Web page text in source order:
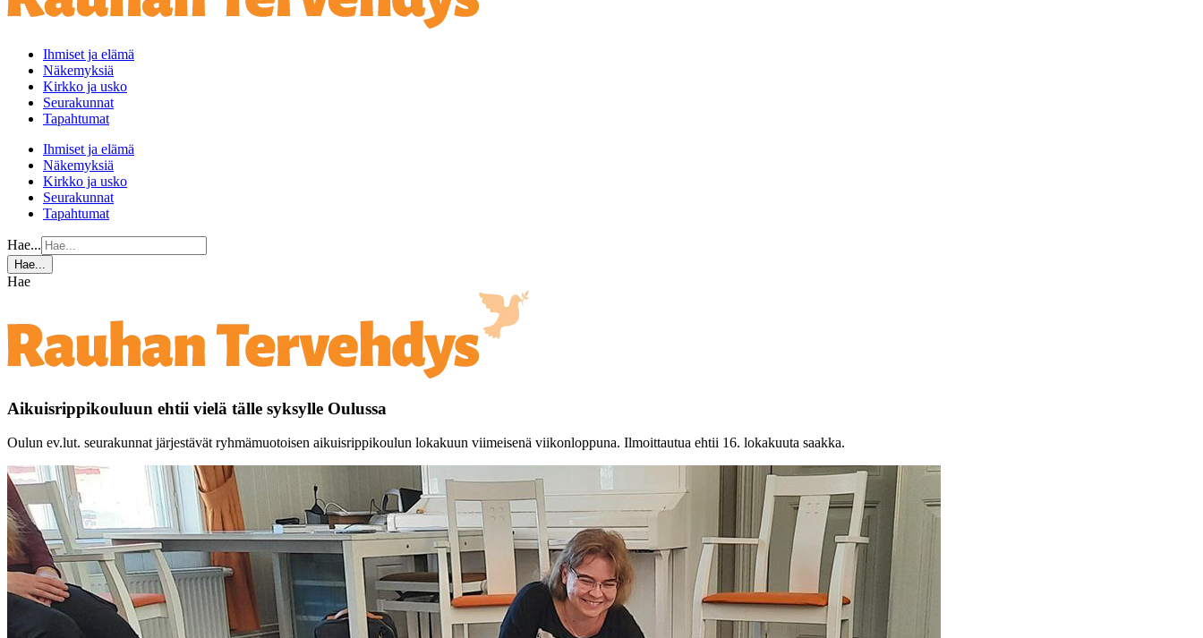
Ihmiset ja elämä
Näkemyksiä
Kirkko ja usko
Seurakunnat
Tapahtumat
Ihmiset ja elämä
Näkemyksiä
Kirkko ja usko
Seurakunnat
Tapahtumat
Hae...
Hae...
Hae
Aikuisrippikouluun ehtii vielä tälle syksylle Oulussa
Oulun ev.lut. seurakunnat järjestävät ryhmämuotoisen aikuisrippikoulun lokakuun viimeisenä viikonloppuna. Ilmoittautua ehtii 16. lokakuuta saakka.